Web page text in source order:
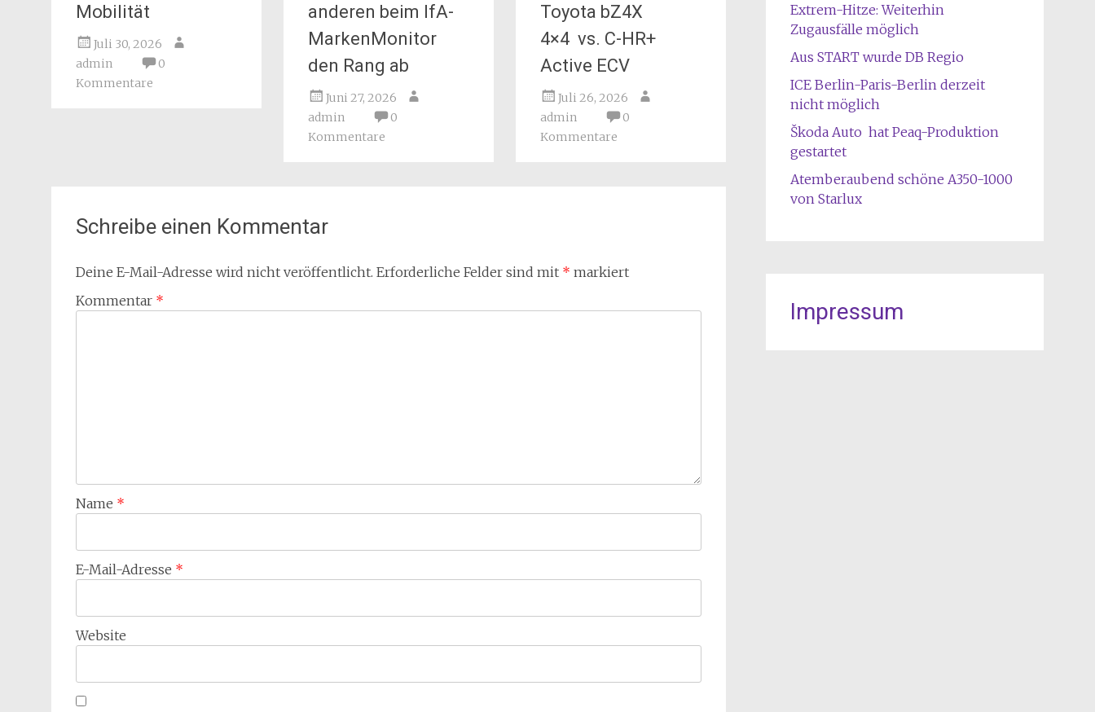
Mobilität
Juli 30, 2026
admin
0
Kommentare
anderen beim IfA-
MarkenMonitor
den Rang ab
Juni 27, 2026
admin
0
Kommentare
Toyota bZ4X
4×4 vs. C-HR+
Active ECV
Juli 26, 2026
admin
0
Kommentare
Schreibe einen Kommentar
Deine E-Mail-Adresse wird nicht veröffentlicht. Erforderliche Felder sind mit * markiert
Kommentar *
Name *
E-Mail-Adresse *
Website
Extrem-Hitze: Weiterhin
Zugausfälle möglich
Aus START wurde DB Regio
ICE Berlin-Paris-Berlin derzeit
nicht möglich
Škoda Auto hat Peaq-Produktion
gestartet
Atemberaubend schöne A350-1000
von Starlux
Impressum